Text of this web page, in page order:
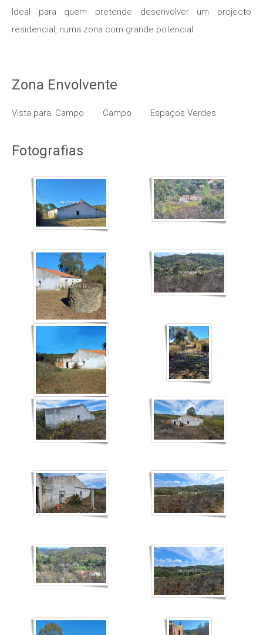
Ideal para quem pretende desenvolver um projecto
residencial, numa zona com grande potencial.
Zona Envolvente
Vista para: Campo Campo Espaços Verdes
Fotografias